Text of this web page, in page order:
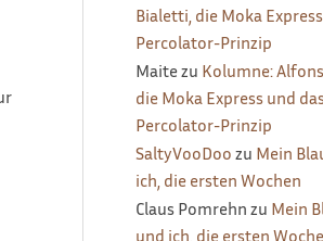
Bialetti, die Moka
Percolator-Prinzip
Maitezu Kolumne:
die Moka Express und
Percolator-Prinzip
SaltyVooDoo zu Mein
ich, die ersten Wochen
Claus Pomrehn zu Mein
und ich, die ersten